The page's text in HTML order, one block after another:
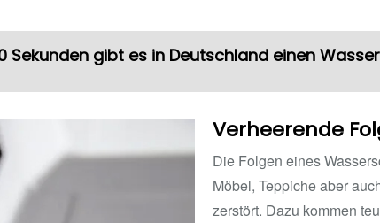
Sekunden gibt es in Deutschland einen
Verheerende
Die Folgen eines
Möbel, Teppiche aber
zerstört. Dazu kommen